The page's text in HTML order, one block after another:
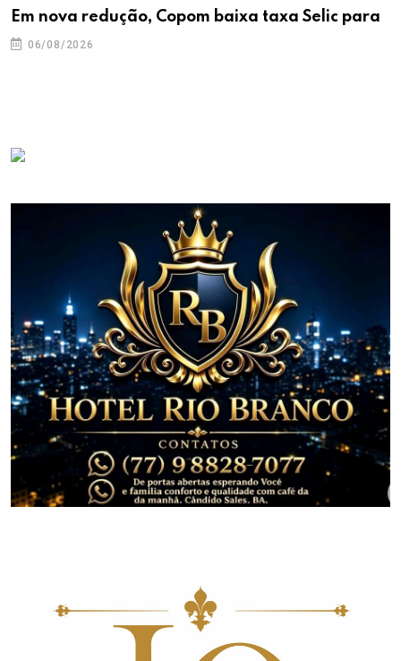
Em nova redução, Copom baixa taxa Selic para
06/08/2026